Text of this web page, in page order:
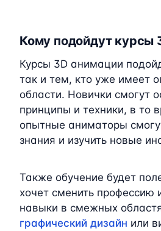
Кому подойдут курсы
Курсы 3D анимации
так и тем, кто уже имеет
области. Новички смогут
принципы и техники, в то
опытные аниматоры
знания и изучить новые
Также обучение будет
хочет сменить профессию
навыки в смежных
графический дизайн или